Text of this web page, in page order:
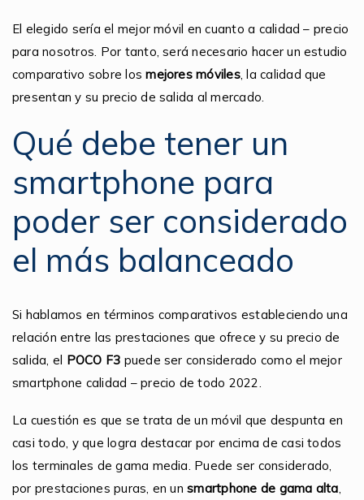
El elegido sería el mejor móvil en cuanto a calidad – precio
para nosotros. Por tanto, será necesario hacer un estudio
comparativo sobre losmejores móviles, la calidad que
presentan y su precio de salida al mercado.
Qué debe tener un
smartphone para
poder ser considerado
el más balanceado
Si hablamos en términos comparativos estableciendo una
relación entre las prestaciones que ofrece y su precio de
salida, el POCO F3 puede ser considerado como el mejor
smartphone calidad – precio de todo 2022.
La cuestión es que se trata de un móvil que despunta en
casi todo, y que logra destacar por encima de casi todos
los terminales de gama media. Puede ser considerado,
por prestaciones puras, en unsmartphone de gama alta